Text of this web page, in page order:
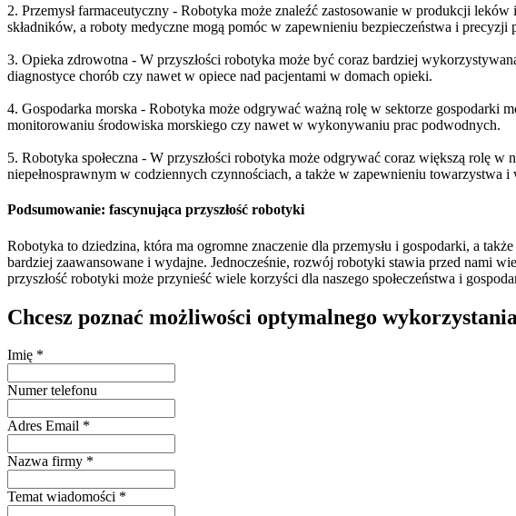
2. Przemysł farmaceutyczny - Robotyka może znaleźć zastosowanie w produkcji
składników, a roboty medyczne mogą pomóc w zapewnieniu bezpieczeństwa i
3. Opieka zdrowotna - W przyszłości robotyka może być coraz bardziej
diagnostyce chorób czy nawet w opiece nad pacjentami w domach opieki.
4. Gospodarka morska - Robotyka może odgrywać ważną rolę w sektorze
monitorowaniu środowiska morskiego czy nawet w wykonywaniu prac podwodnych.
5. Robotyka społeczna - W przyszłości robotyka może odgrywać coraz większą rolę
niepełnosprawnym w codziennych czynnościach, a także w zapewnieniu towarzystwa i
Podsumowanie: fascynująca przyszłość robotyki
Robotyka to dziedzina, która ma ogromne znaczenie dla przemysłu i gospodarki, a
bardziej zaawansowane i wydajne. Jednocześnie, rozwój robotyki stawia przed nami
przyszłość robotyki może przynieść wiele korzyści dla naszego społeczeństwa i
Chcesz poznać możliwości optymalnego
Imię *
Numer telefonu
Adres Email *
Nazwa firmy *
Temat wiadomości *